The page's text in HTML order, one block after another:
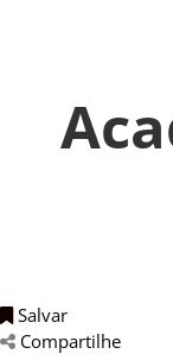
Salvar
Compartilhe